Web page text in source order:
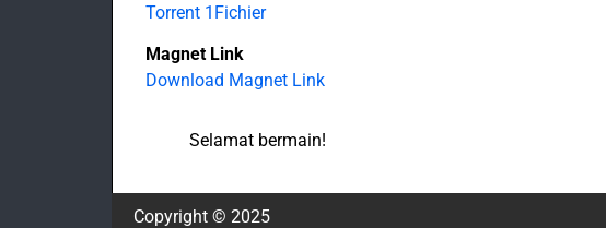
Torrent 1Fichier
Magnet Link
Download Magnet Link
Selamat bermain!
Copyright © 2025